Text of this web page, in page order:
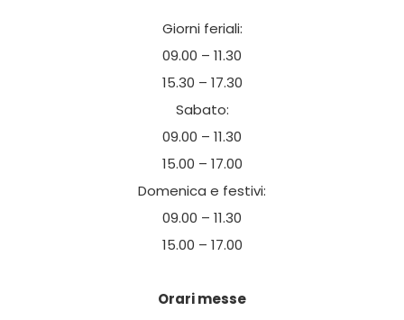
Giorni feriali:
09.00 – 11.30
15.30 – 17.30
Sabato:
09.00 – 11.30
15.00 – 17.00
Domenica e festivi:
09.00 – 11.30
15.00 – 17.00
Orari messe